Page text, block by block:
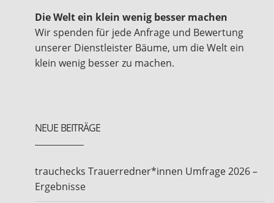
Die Welt ein klein wenig besser machen
Wir spenden für jede Anfrage und Bewertung
unserer Dienstleister Bäume, um die Welt ein
klein wenig besser zu machen.
NEUE BEITRÄGE
trauchecks Trauerredner*innen Umfrage 2026 –
Ergebnisse